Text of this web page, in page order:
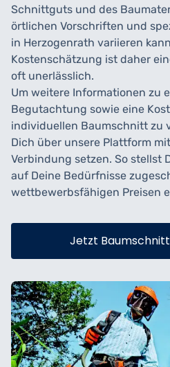
Schnittguts und des
örtlichen Vorschriften und
in Herzogenrath variieren
Kostenschätzung ist daher
oft unerlässlich.
Um weitere Informationen zu
Begutachtung sowie eine
individuellen Baumschnitt zu
Dich über unsere Plattform
Verbindung setzen. So stellst
auf Deine Bedürfnisse
wettbewerbsfähigen Preisen
Jetzt